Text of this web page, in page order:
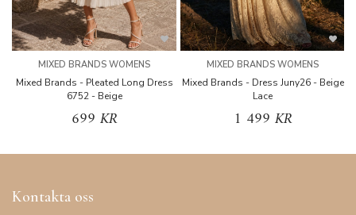
MIXED BRANDS WOMENS
Mixed Brands - Pleated Long Dress
6752 - Beige
699 KR
MIXED BRANDS WOMENS
Mixed Brands - Dress Juny26 - Beige
Lace
1 499 KR
Kontakta oss